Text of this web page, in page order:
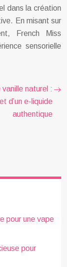
dans la création
En misant sur
French Miss
sensorielle
naturel :
d’un e-liquide
authentique
pour une vape
pour